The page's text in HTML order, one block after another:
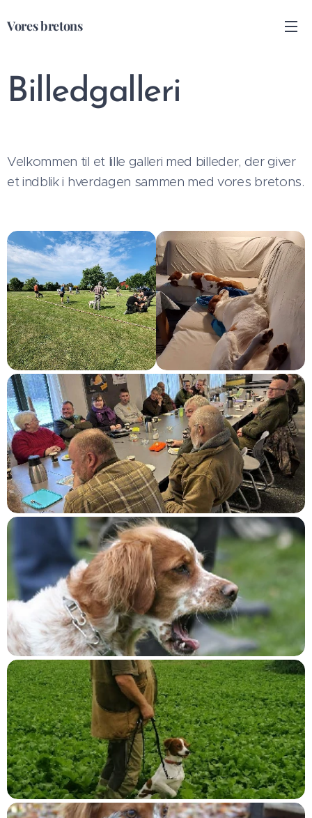
Vores bretons
Billedgalleri
Velkommen til et lille galleri med billeder, der giver
et indblik i hverdagen sammen med vores bretons.